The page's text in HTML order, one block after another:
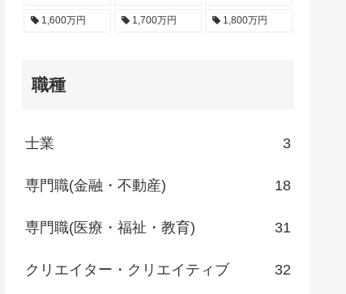
1,600万円 1,700万円 1,800万円
職種
士業 3
専門職(金融・不動産) 18
専門職(医療・福祉・教育) 31
クリエイター・クリエイティブ 32